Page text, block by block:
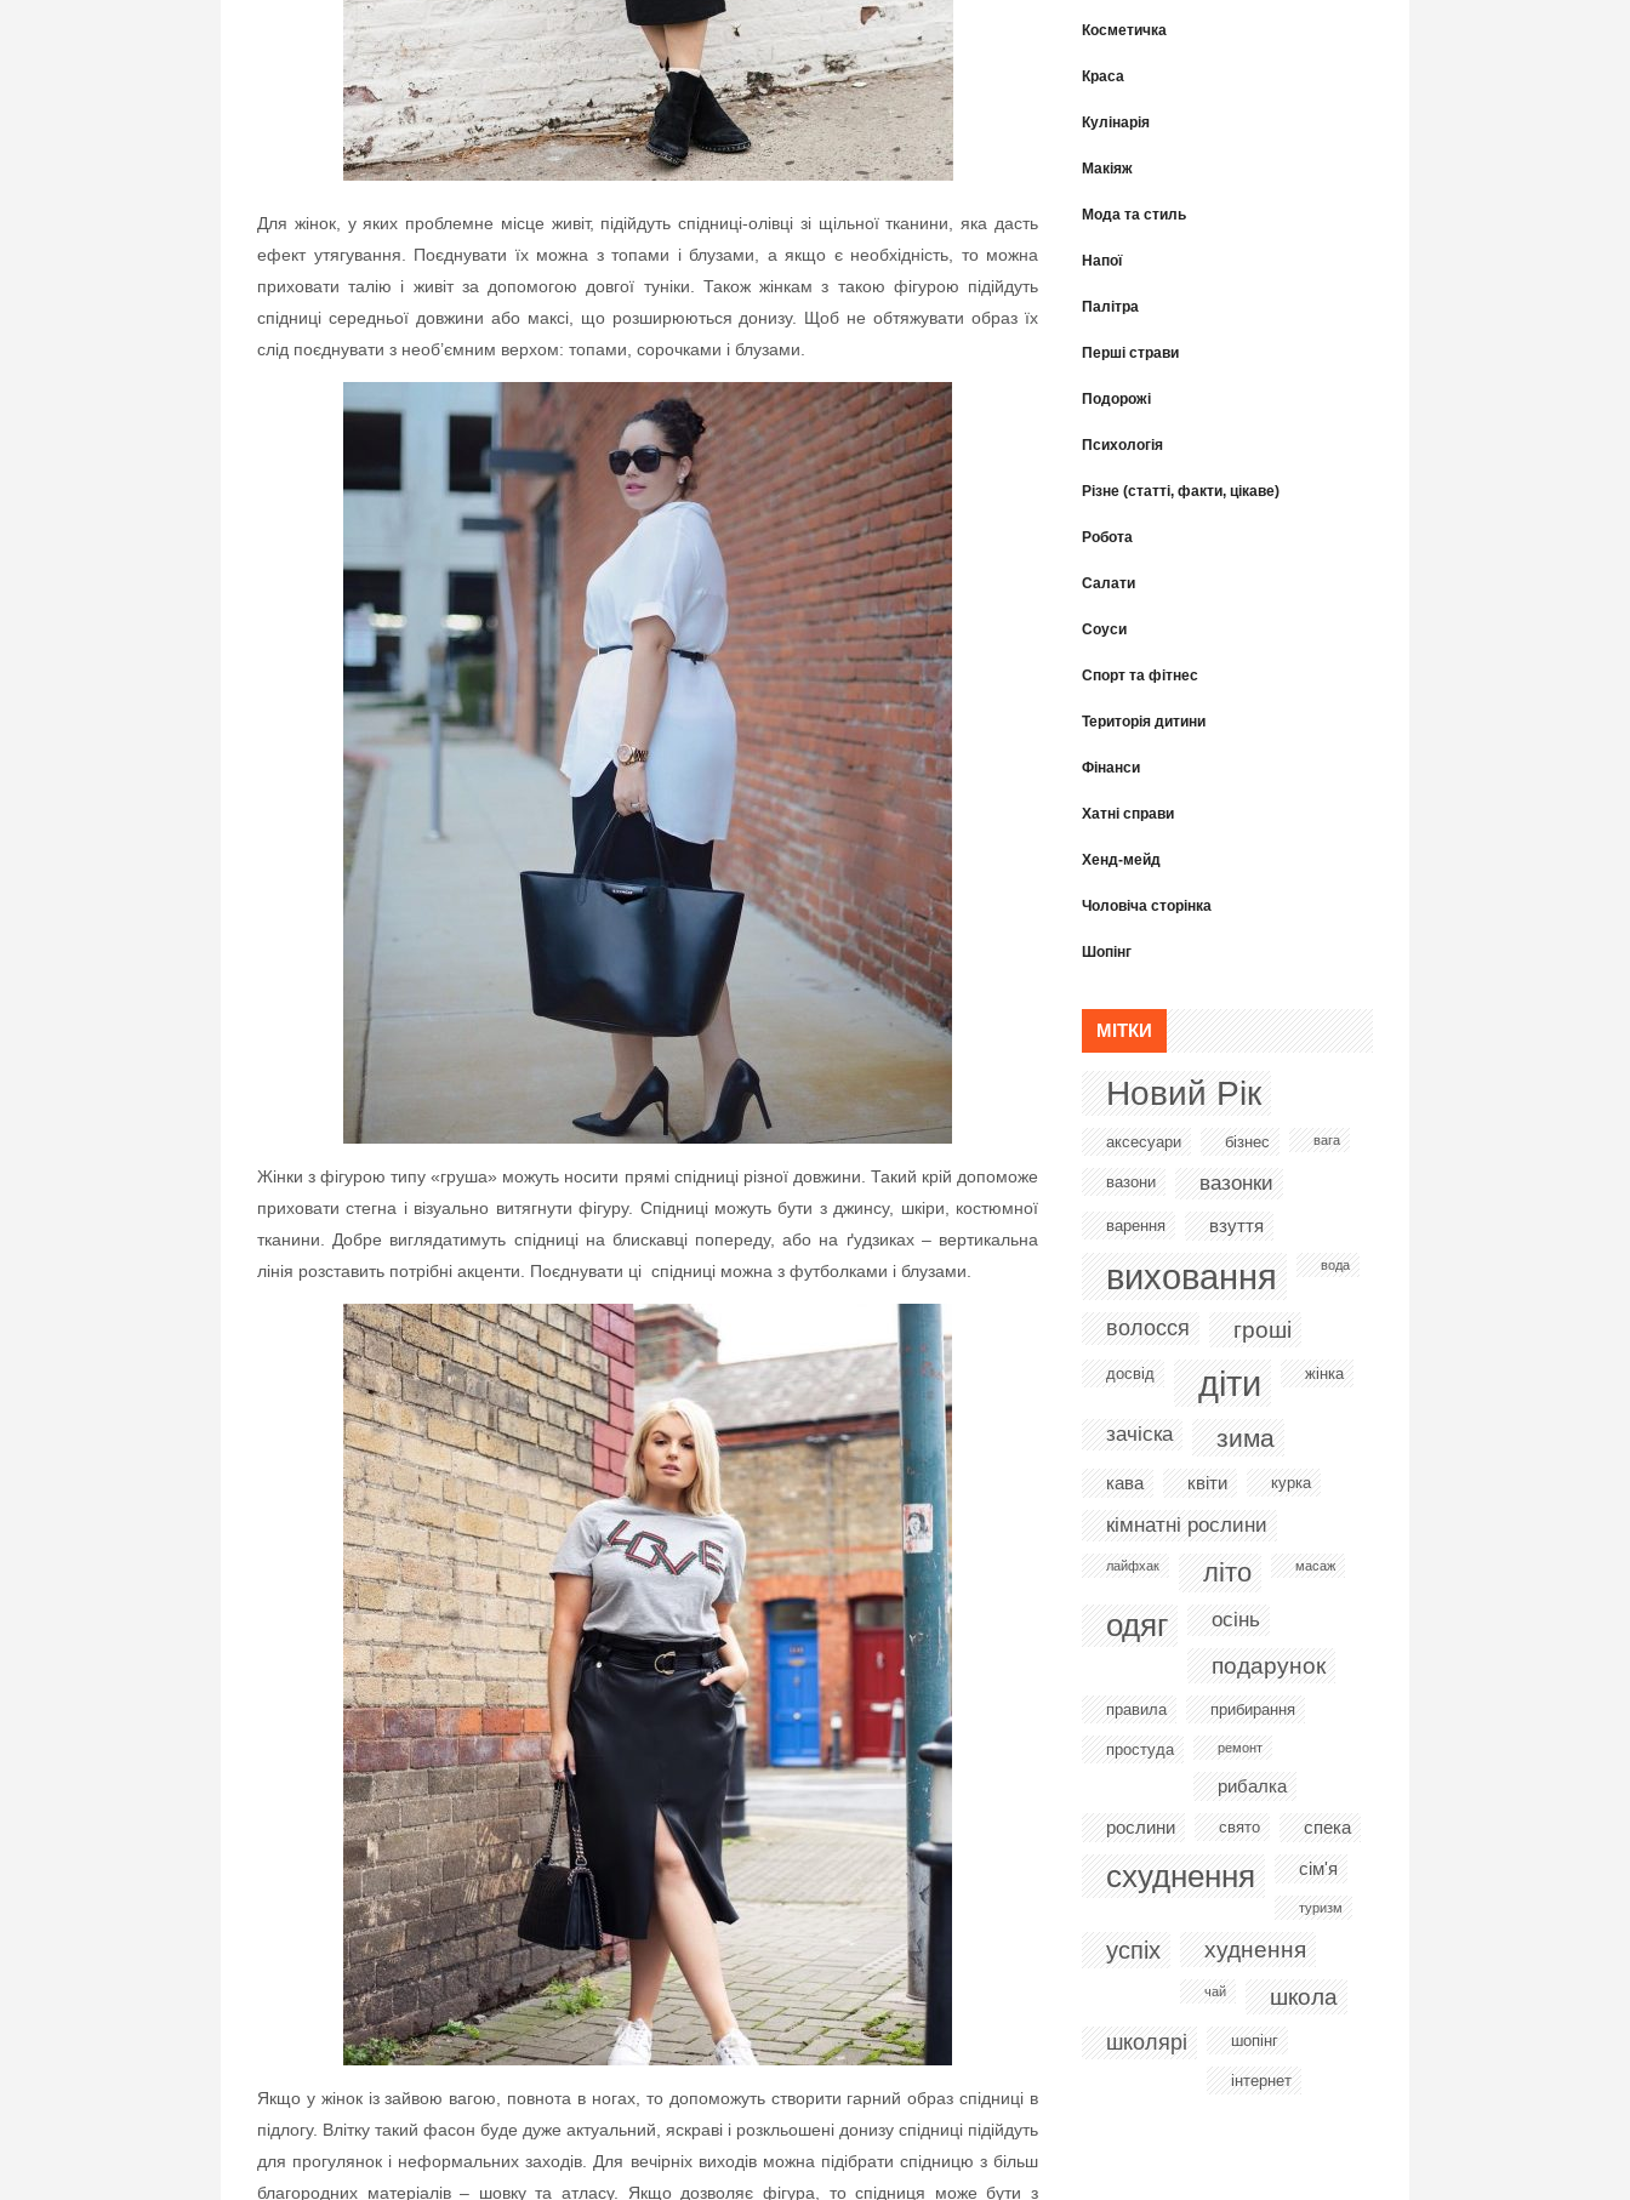
Для жінок, у яких проблемне місце живіт, підійдуть спідниці-олівці зі щільної тканини, яка дасть
ефект утягування. Поєднувати їх можна з топами і блузами, а якщо є необхідність, то можна
приховати талію і живіт за допомогою довгої туніки. Також жінкам з такою фігурою підійдуть
спідниці середньої довжини або максі, що розширюються донизу. Щоб не обтяжувати образ їх
слід поєднувати з необ’ємним верхом: топами, сорочками і блузами.
Жінки з фігурою типу «груша» можуть носити прямі спідниці різної довжини. Такий крій допоможе
приховати стегна і візуально витягнути фігуру. Спідниці можуть бути з джинсу, шкіри, костюмної
тканини. Добре виглядатимуть спідниці на блискавці попереду, або на ґудзиках – вертикальна
лінія розставить потрібні акценти. Поєднувати ці спідниці можна з футболками і блузами.
Якщо у жінок із зайвою вагою, повнота в ногах, то допоможуть створити гарний образ спідниці в
підлогу. Влітку такий фасон буде дуже актуальний, яскраві і розкльошені донизу спідниці підійдуть
для прогулянок і неформальних заходів. Для вечірніх виходів можна підібрати спідницю з більш
благородних матеріалів – шовку та атласу. Якщо дозволяє фігура, то спідниця може бути з
Косметичка
Краса
Кулінарія
Макіяж
Мода та стиль
Напої
Палітра
Перші страви
Подорожі
Психологія
Різне (статті, факти, цікаве)
Робота
Салати
Соуси
Спорт та фітнес
Територія дитини
Фінанси
Хатні справи
Хенд-мейд
Чоловіча сторінка
Шопінг
МІТКИ
Новий Рік
аксесуари бізнес вага
вазони вазонки
варення взуття
виховання вода
волосся гроші
досвід діти жінка
зачіска зима
кава квіти курка
кімнатні рослини
лайфхак літо масаж
одяг осінь
подарунок
правила прибирання
простуда ремонт
рибалка
рослини
свято спека
схуднення сім'я
туризм
успіх худнення
чай школа
школярі шопінг
інтернет